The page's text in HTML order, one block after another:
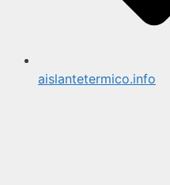
aislantetermico.info